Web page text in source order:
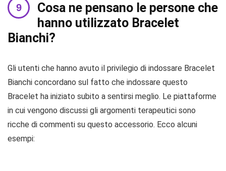
Cosa ne pensano le persone che
hanno utilizzato Bracelet
Bianchi?
Gli utenti che hanno avuto il privilegio di indossare Bracelet
Bianchi concordano sul fatto che indossare questo
Bracelet ha iniziato subito a sentirsi meglio. Le piattaforme
in cui vengono discussi gli argomenti terapeutici sono
ricche di commenti su questo accessorio. Ecco alcuni
esempi: